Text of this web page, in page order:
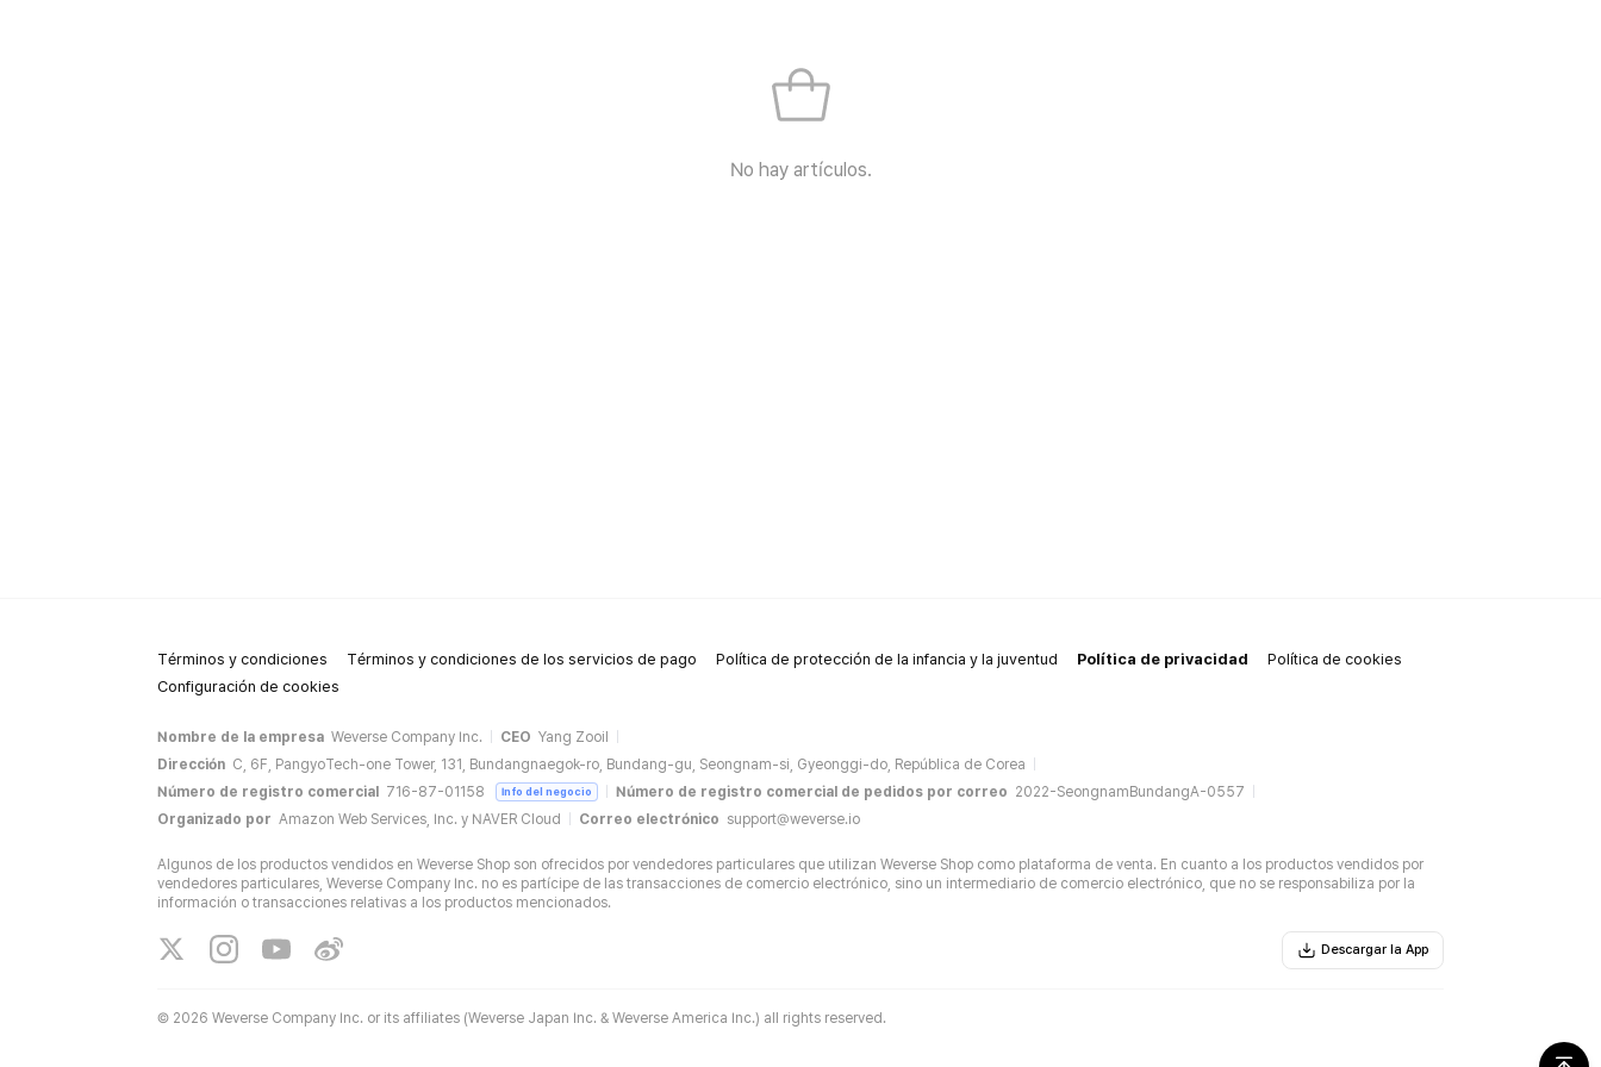
No hay artículos.
Términos y condiciones Términos y condiciones de los servicios de pago Política de protección de la infancia y la juventud Política de privacidad
Política de cookies
Configuración de cookies
Nombre de la empresa Weverse Company Inc. CEO Yang Zooil
Dirección C, 6F, PangyoTech-one Tower, 131, Bundangnaegok-ro, Bundang-gu, Seongnam-si, Gyeonggi-do, República de Corea
Número de registro comercial
716-87-01158 Info del negocio Número de registro comercial de pedidos por correo 2022-SeongnamBundangA-0557
Organizado por Amazon Web Services, Inc. y NAVER Cloud Correo electrónico support@weverse.io
Algunos de los productos vendidos en Weverse Shop son ofrecidos por vendedores particulares que utilizan Weverse Shop como plataforma de venta. En cuanto a los productos vendidos por
vendedores particulares, Weverse Company Inc. no es partícipe de las transacciones de comercio electrónico, sino un intermediario de comercio electrónico, que no se responsabiliza por la
información o transacciones relativas a los productos mencionados.
Descargar la App
© 2026 Weverse Company Inc. or its affiliates (Weverse Japan Inc. & Weverse America Inc.) all rights reserved.